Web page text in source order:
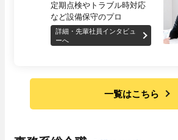
定期点検やトラブル時対応
など設備保守のプロ
詳細・先輩社員インタビュ
ーへ
一覧はこちら
ニュース協力会社の皆様へ お問
技術教育センター